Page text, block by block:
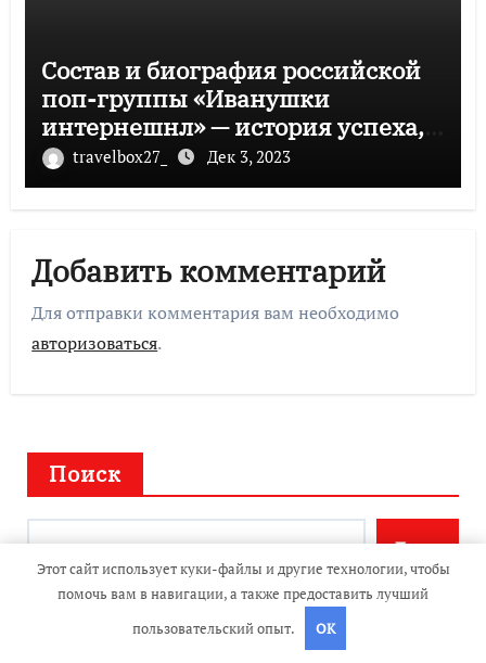
Состав и биография российской
поп-группы «Иванушки
интернешнл» — история успеха,
музыка и судьбы участников
travelbox27_ Дек 3, 2023
Добавить комментарий
Для отправки комментария вам необходимо
авторизоваться.
Поиск
Поиск
Этот сайт использует куки-файлы и другие технологии, чтобы
помочь вам в навигации, а также предоставить лучший
пользовательский опыт.
OK